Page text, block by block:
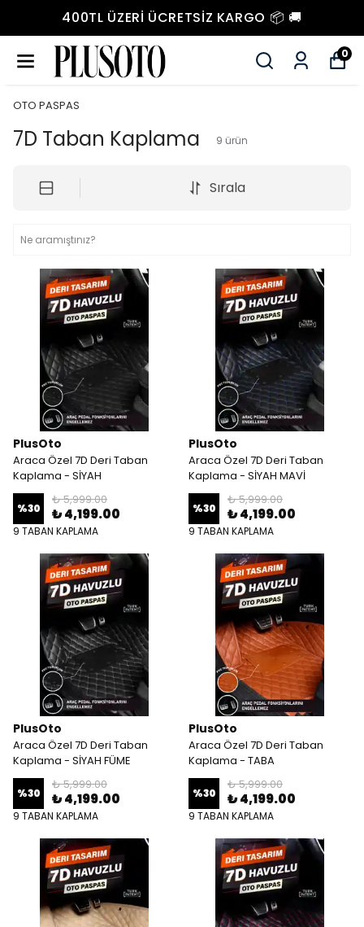
400TL ÜZERI ÜCRETSIZ KARGO 📦 🚚
0
OTO PASPAS
7D Taban Kaplama 9 ürün
Sırala
PlusOto
Araca Özel 7D Deri Taban
Kaplama - SİYAH
%30
₺ 5,999.00
₺ 4,199.00
9 TABAN KAPLAMA
PlusOto
Araca Özel 7D Deri Taban
Kaplama - SİYAH MAVİ
%30
₺ 5,999.00
₺ 4,199.00
9 TABAN KAPLAMA
PlusOto
Araca Özel 7D Deri Taban
Kaplama - SİYAH FÜME
%30
₺ 5,999.00
₺ 4,199.00
9 TABAN KAPLAMA
PlusOto
Araca Özel 7D Deri Taban
Kaplama - TABA
%30
₺ 5,999.00
₺ 4,199.00
9 TABAN KAPLAMA